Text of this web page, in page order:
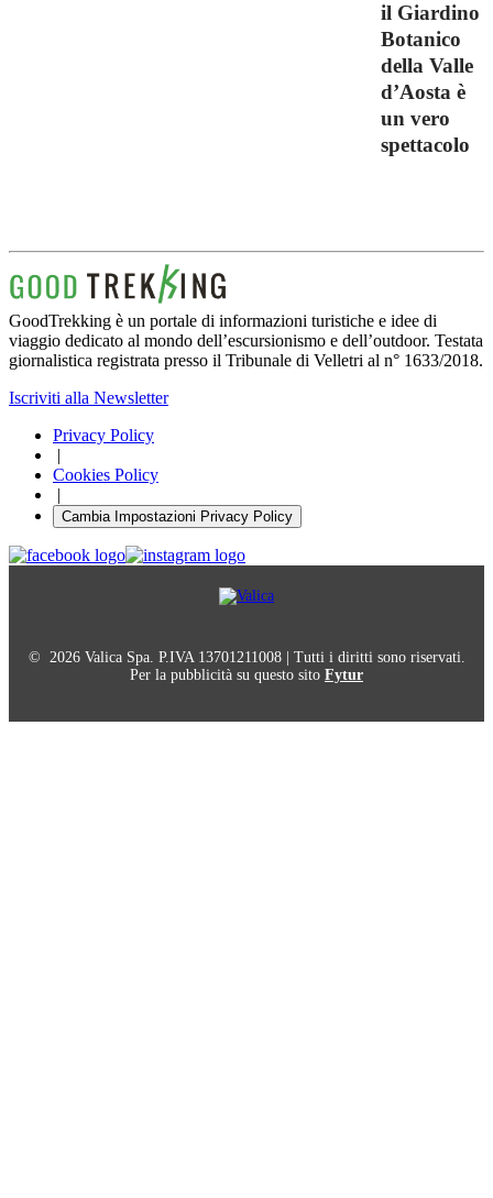
il Giardino
Botanico
della Valle
d’Aosta è
un vero
spettacolo
GoodTrekking è un portale di informazioni turistiche e idee di
viaggio dedicato al mondo dell’escursionismo e dell’outdoor. Testata
giornalistica registrata presso il Tribunale di Velletri al n° 1633/2018.
Iscriviti alla Newsletter
Privacy Policy
|
Cookies Policy
|
Cambia Impostazioni Privacy Policy
© 2026 Valica Spa. P.IVA 13701211008 | Tutti i diritti sono riservati.
Per la pubblicità su questo sito Fytur